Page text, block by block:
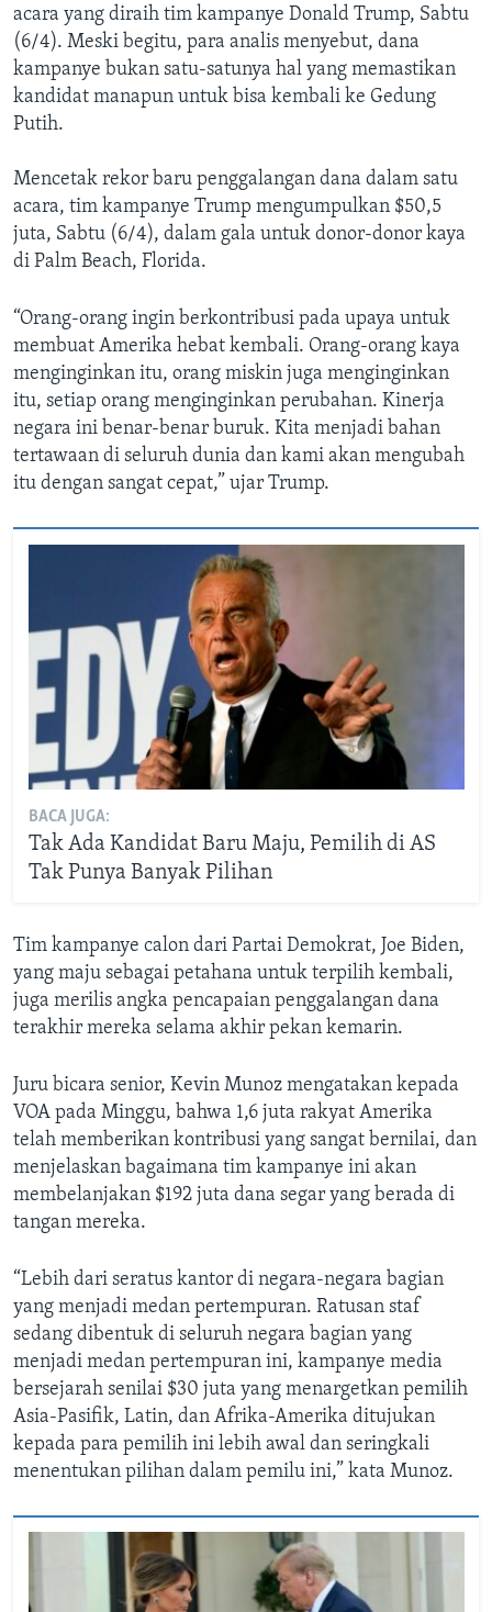
acara yang diraih tim kampanye Donald Trump, Sabtu
(6/4). Meski begitu, para analis menyebut, dana
kampanye bukan satu-satunya hal yang memastikan
kandidat manapun untuk bisa kembali ke Gedung
Putih.
Mencetak rekor baru penggalangan dana dalam satu
acara, tim kampanye Trump mengumpulkan $50,5
juta, Sabtu (6/4), dalam gala untuk donor-donor kaya
di Palm Beach, Florida.
“Orang-orang ingin berkontribusi pada upaya untuk
membuat Amerika hebat kembali. Orang-orang kaya
menginginkan itu, orang miskin juga menginginkan
itu, setiap orang menginginkan perubahan. Kinerja
negara ini benar-benar buruk. Kita menjadi bahan
tertawaan di seluruh dunia dan kami akan mengubah
itu dengan sangat cepat,” ujar Trump.
BACA JUGA:
Tak Ada Kandidat Baru Maju, Pemilih di AS
Tak Punya Banyak Pilihan
Tim kampanye calon dari Partai Demokrat, Joe Biden,
yang maju sebagai petahana untuk terpilih kembali,
juga merilis angka pencapaian penggalangan dana
terakhir mereka selama akhir pekan kemarin.
Juru bicara senior, Kevin Munoz mengatakan kepada
VOA pada Minggu, bahwa 1,6 juta rakyat Amerika
telah memberikan kontribusi yang sangat bernilai, dan
menjelaskan bagaimana tim kampanye ini akan
membelanjakan $192 juta dana segar yang berada di
tangan mereka.
“Lebih dari seratus kantor di negara-negara bagian
yang menjadi medan pertempuran. Ratusan staf
sedang dibentuk di seluruh negara bagian yang
menjadi medan pertempuran ini, kampanye media
bersejarah senilai $30 juta yang menargetkan pemilih
Asia-Pasifik, Latin, dan Afrika-Amerika ditujukan
kepada para pemilih ini lebih awal dan seringkali
menentukan pilihan dalam pemilu ini,” kata Munoz.